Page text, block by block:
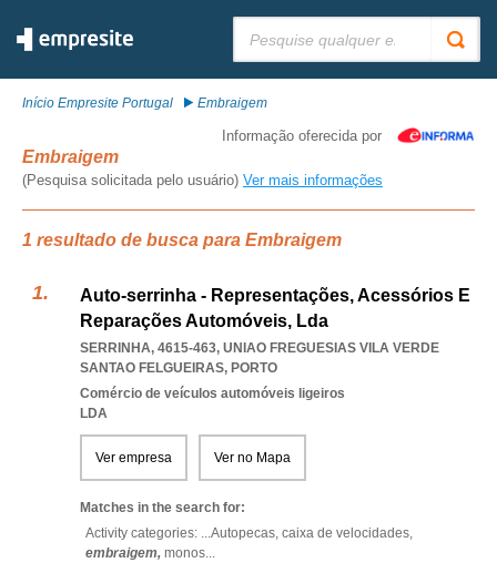
Início Empresite Portugal Embraigem
Informação oferecida por
Embraigem
(Pesquisa solicitada pelo usuário) Ver mais informações
1 resultado de busca para Embraigem
Auto-serrinha - Representações, Acessórios E
Reparações Automóveis, Lda
SERRINHA, 4615-463, UNIAO FREGUESIAS VILA VERDE
SANTAO FELGUEIRAS, PORTO
Comércio de veículos automóveis ligeiros
LDA
Ver empresa Ver no Mapa
Matches in the search for:
Activity categories: ...Autopecas, caixa de velocidades,
embraigem, monos...